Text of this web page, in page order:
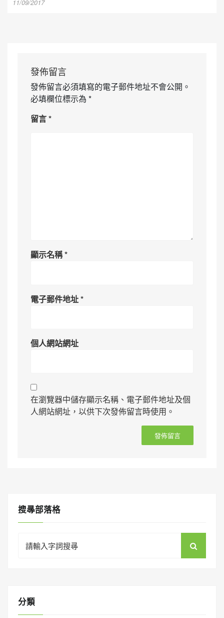
11/09/2017
發佈留言
發佈留言必須填寫的電子郵件地址不會公開。
必填欄位標示為 *
留言*
顯示名稱*
電子郵件地址*
個人網站網址
在瀏覽器中儲存顯示名稱、電子郵件地址及個
人網站網址，以供下次發佈留言時使用。
搜㝷部落格
for:
分類